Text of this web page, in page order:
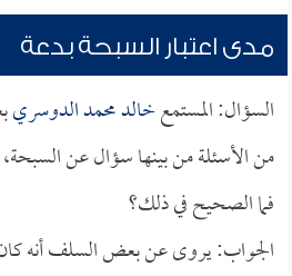
مدى اعتبار السبحة بدعة
السؤال: المستمعخالد محمد الدوسري
من الأسئلة من بينها سؤال عن
فما الصحيح في ذلك؟
الجواب: يروى عن بعض السلف أنه